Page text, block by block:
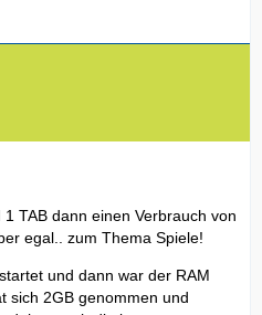
TAB dann einen Verbrauch von
egal.. zum Thema Spiele!
und dann war der RAM
sich 2GB genommen und